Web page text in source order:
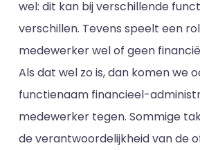
wel: dit kan bij verschillende
verschillen. Tevens speelt een
medewerker wel of geen
Als dat wel zo is, dan komen we
functienaam financieel-
medewerker tegen. Sommige
de verantwoordelijkheid van de